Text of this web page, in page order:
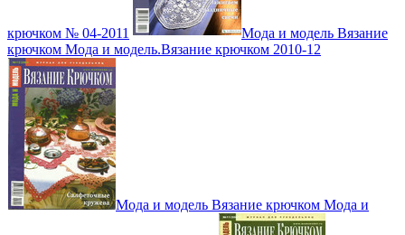
крючком № 04-2011
Мода и модель Вязание
крючком Мода и модель.Вязание крючком 2010-12
Мода и модель Вязание крючком Мода и